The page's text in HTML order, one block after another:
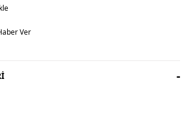
Ver